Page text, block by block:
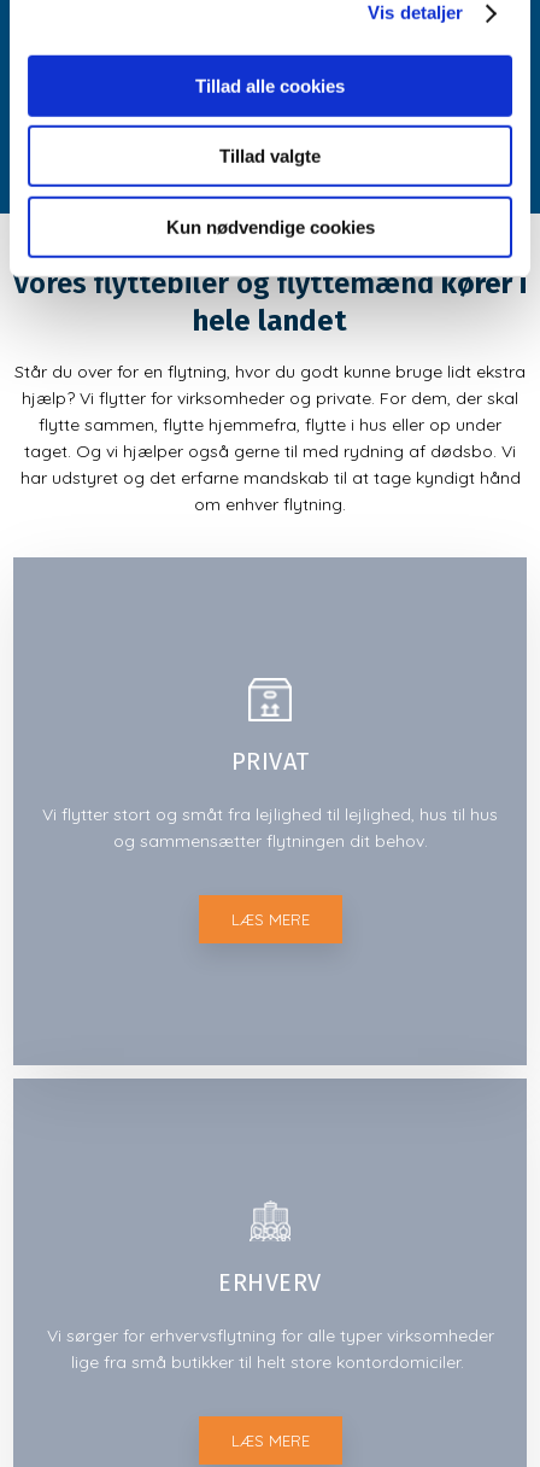
Vis detaljer
Tillad alle cookies
Tillad valgte
Kun nødvendige cookies
uforpligtende flyttetilbud.
​Vores flyttebiler og flyttemændkører i
hele landet
Står du over for en flytning, hvor du godt kunne bruge lidt ekstra
hjælp? Vi flytter for virksomheder og private. For dem, der skal
flytte sammen, flytte hjemmefra, flytte i hus eller op under
taget. Og vi hjælper også gerne til med rydning af dødsbo. Vi
har udstyret og det erfarne mandskab til at tage kyndigt hånd
om enhver flytning.
PRIVAT
Vi flytter stort og småt fra lejlighed til lejlighed, hus til hus
og sammensætter flytningen dit behov.
LÆS MERE​
ERHVERV
Vi sørger for erhvervsflytning for alle typer virksomheder
lige fra små butikker til helt store kontordomiciler.
LÆS MERE​